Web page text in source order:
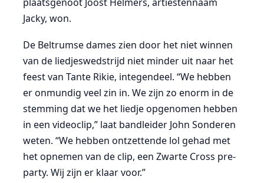
Jacky, won.
De Beltrumse dames zien door het niet winnen
van de liedjeswedstrijd niet minder uit naar het
feest van Tante Rikie, integendeel. “We hebben
er onmundig veel zin in. We zijn zo enorm in de
stemming dat we het liedje opgenomen hebben
in een videoclip,” laat bandleider John Sonderen
weten. “We hebben ontzettende lol gehad met
het opnemen van de clip, een Zwarte Cross pre-
party. Wij zijn er klaar voor.”